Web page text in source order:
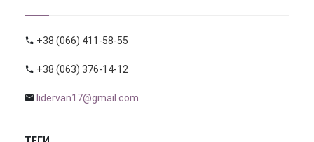
+38 (066) 411-58-55
+38 (063) 376-14-12
lidervan17@gmail.com